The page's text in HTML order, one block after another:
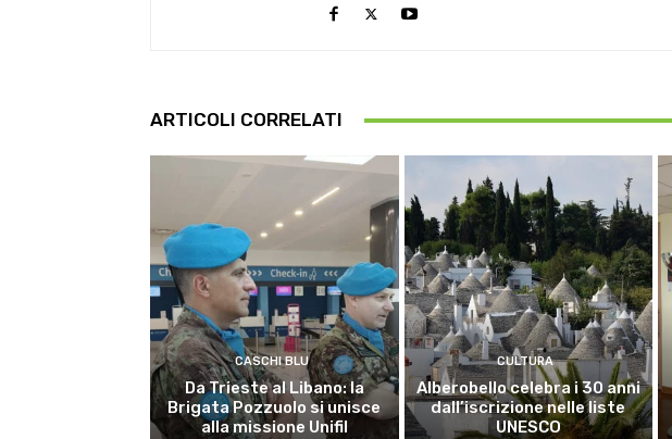
ARTICOLI CORRELATI
CASCHI BLU
Da Trieste al Libano: la
Brigata Pozzuolo si unisce
alla missione Unifil
CULTURA
Alberobello celebra i 30 anni
dall’iscrizione nelle liste
UNESCO